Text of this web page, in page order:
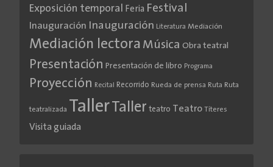
Exposición temporal Feria Festival
Inauguración Inauguración Literatura Mediación
Mediación lectora Música Obra teatral
Presentación Presentación de libro Programa
Proyección Recital Recorrido Rueda de prensa Ruta Ruta
teatralizada Taller Taller teatro Teatro Títeres
Visita guiada